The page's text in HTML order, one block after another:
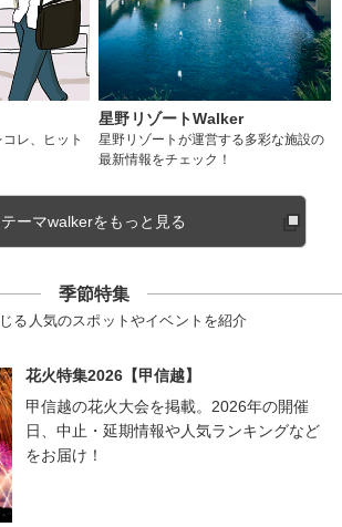
レ、ヒット
星野リゾートWalker
星野リゾートが運営する多彩な施設の
最新情報をチェック！
テーマwalkerをもっと見る
季節特集
る人気のスポットやイベントを紹介
花火特集2026【甲信越】
甲信越の花火大会を掲載。2026年の開催
日、中止・延期情報や人気ランキングなど
をお届け！